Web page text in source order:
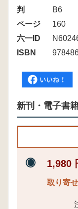
判
B6
ページ
160
六一ID
ISBN
新刊・電子書
1,980
取り寄せ